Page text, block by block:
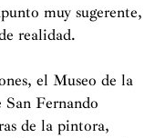
muy sugerente,
realidad.
el Museo de la
Fernando
de la pintora,